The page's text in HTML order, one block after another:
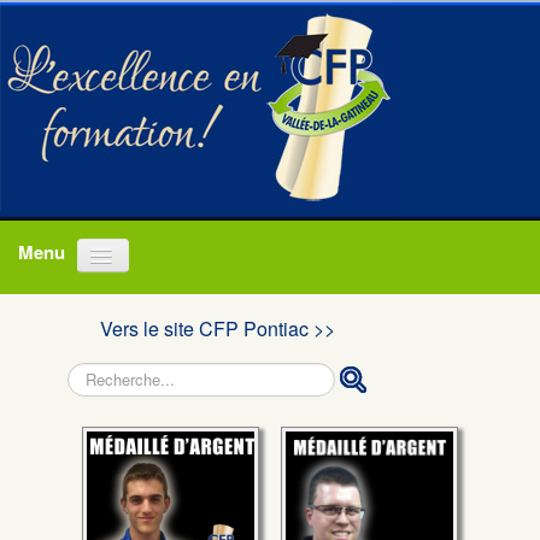
Programmes
Actualités
Nous joindre
Vers le site CFP Pontiac >>
Rechercher